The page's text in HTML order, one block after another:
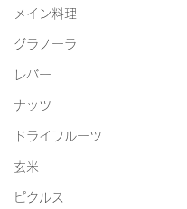
メイン料理
グラノーラ
レバー
ナッツ
ドライフルーツ
玄米
ピクルス